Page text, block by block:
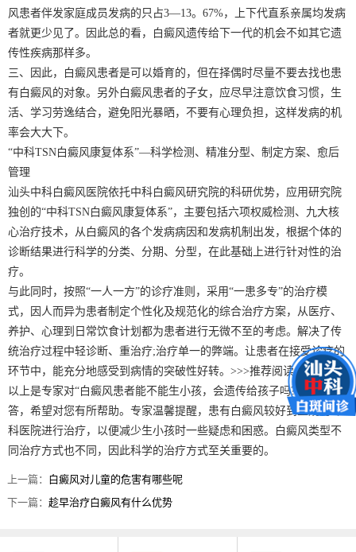
风患者伴发家庭成员发病的只占3—13。67%，上下代直系亲属均发病
者就更少见了。因此总的看，白癜风遗传给下一代的机会不如其它遗
传性疾病那样多。
三、因此，白癜风患者是可以婚育的，但在择偶时尽量不要去找也患
有白癜风的对象。另外白癜风患者的子女，应尽早注意饮食习惯，生
活、学习劳逸结合，避免阳光暴晒，不要有心理负担，这样发病的机
率会大大下。
“中科TSN白癜风康复体系”—科学检测、精准分型、制定方案、愈后
管理
汕头中科白癜风医院依托中科白癜风研究院的科研优势，应用研究院
独创的“中科TSN白癜风康复体系”，主要包括六项权威检测、九大核
心治疗技术，从白癜风的各个发病病因和发病机制出发，根据个体的
诊断结果进行科学的分类、分期、分型，在此基础上进行针对性的治
疗。
与此同时，按照“一人一方”的诊疗准则，采用“一患多专”的治疗模
式，因人而异为患者制定个性化及规范化的综合治疗方案，从医疗、
养护、心理到日常饮食计划都为患者进行无微不至的考虑。解决了传
统治疗过程中轻诊断、重治疗;治疗单一的弊端。让患者在接受诊疗的
环节中，能充分地感受到病情的突破性好转。>>>推荐阅读：
以上是专家对“白癜风患者能不能生小孩，会遗传给孩子吗?”的相关回
答，希望对您有所帮助。专家温馨提醒，患有白癜风较好到正规的专
科医院进行治疗，以便减少生小孩时一些疑虑和困惑。白癜风类型不
同治疗方式也不同，因此科学的治疗方式至关重要的。
上一篇： 白癜风对儿童的危害有哪些呢
下一篇：趁早治疗白癜风有什么优势